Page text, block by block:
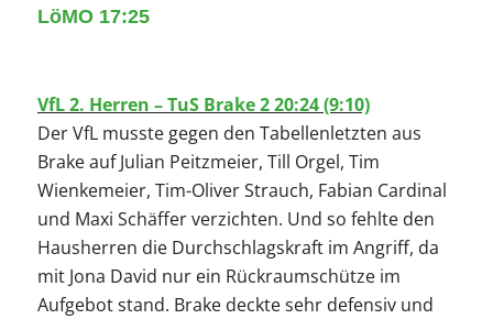
LöMO 17:25
VfL 2. Herren – TuS Brake 2 20:24 (9:10)
Der VfL musste gegen den Tabellenletzten aus
Brake auf Julian Peitzmeier, Till Orgel, Tim
Wienkemeier, Tim-Oliver Strauch, Fabian Cardinal
und Maxi Schäffer verzichten. Und so fehlte den
Hausherren die Durchschlagskraft im Angriff, da
mit Jona David nur ein Rückraumschütze im
Aufgebot stand. Brake deckte sehr defensiv und